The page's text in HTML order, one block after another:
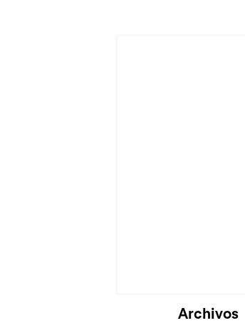
Cargando...Archivos